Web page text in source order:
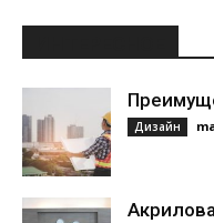
Дизайн